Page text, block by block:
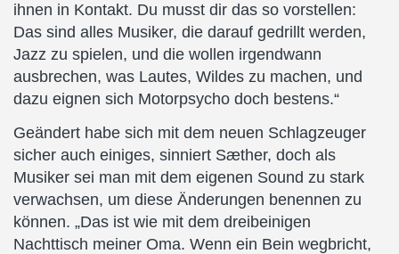
ihnen in Kontakt. Du musst dir das so vorstellen:
Das sind alles Musiker, die darauf gedrillt werden,
Jazz zu spielen, und die wollen irgendwann
ausbrechen, was Lautes, Wildes zu machen, und
dazu eignen sich Motorpsycho doch bestens.“
Geändert habe sich mit dem neuen Schlagzeuger
sicher auch einiges, sinniert Sæther, doch als
Musiker sei man mit dem eigenen Sound zu stark
verwachsen, um diese Änderungen benennen zu
können. „Das ist wie mit dem dreibeinigen
Nachttisch meiner Oma. Wenn ein Bein wegbricht,